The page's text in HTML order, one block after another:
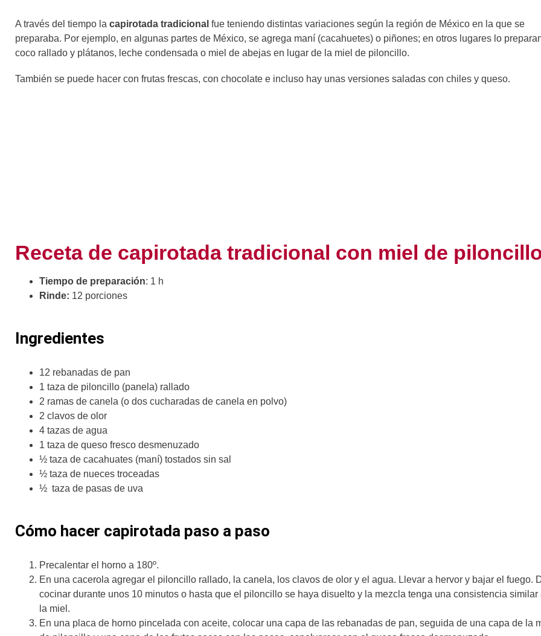
A través del tiempo la capirotada tradicional fue teniendo distintas variaciones según la región de México en la que se
preparaba. Por ejemplo, en algunas partes de México, se agrega maní (cacahuetes) o piñones; en otros lugares lo
coco rallado y plátanos, leche condensada o miel de abejas en lugar de la miel de piloncillo.
También se puede hacer con frutas frescas, con chocolate e incluso hay unas versiones saladas con chiles y queso.
Receta de capirotada tradicional con miel de
Tiempo de preparación: 1 h
Rinde: 12 porciones
Ingredientes
12 rebanadas de pan
1 taza de piloncillo (panela) rallado
2 ramas de canela (o dos cucharadas de canela en polvo)
2 clavos de olor
4 tazas de agua
1 taza de queso fresco desmenuzado
½ taza de cacahuates (maní) tostados sin sal
½ taza de nueces troceadas
½ taza de pasas de uva
Cómo hacer capirotada paso a paso
Precalentar el horno a 180º.
En una cacerola agregar el piloncillo rallado, la canela, los clavos de olor y el agua. Llevar a hervor y bajar el fuego.
cocinar durante unos 10 minutos o hasta que el piloncillo se haya disuelto y la mezcla tenga una consistencia similar
la miel.
En una placa de horno pincelada con aceite, colocar una capa de las rebanadas de pan, seguida de una capa de la